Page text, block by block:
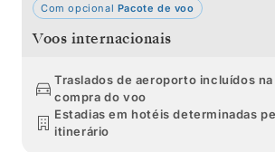
Com opcional Pacote de voo
Voos internacionais
Traslados de aeroporto incluídos na
compra do voo
Estadias em hotéis determinadas
itinerário